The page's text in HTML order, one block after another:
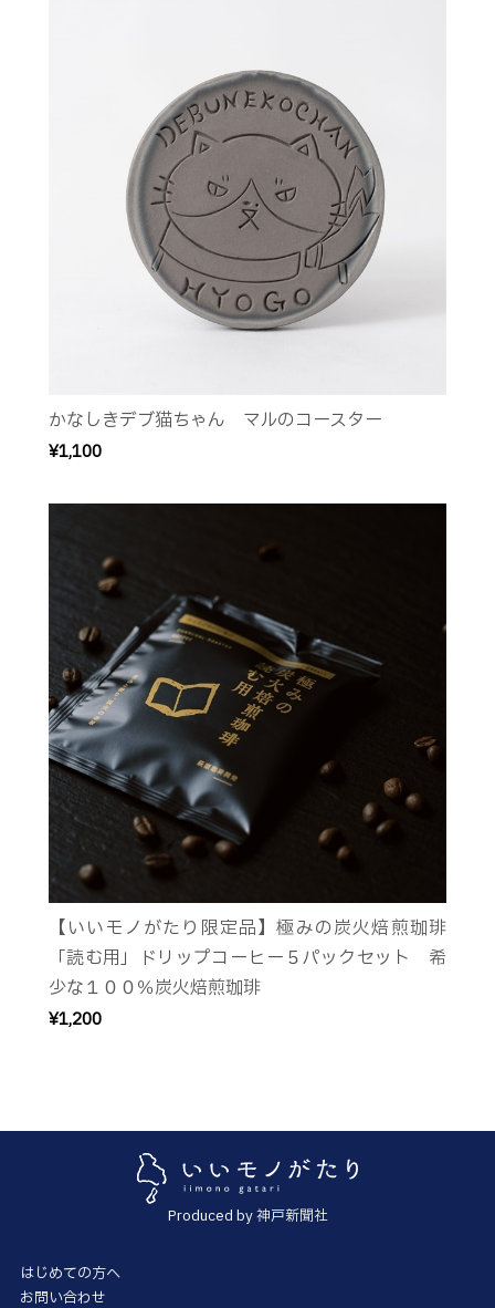
かなしきデブ猫ちゃん マルのコースター
¥1,100
【いいモノがたり限定品】極みの炭火焙煎珈琲
「読む用」ドリップコーヒー５パックセット 希
少な１００％炭火焙煎珈琲
¥1,200
Produced by 神戸新聞社
はじめての方へ
お問い合わせ